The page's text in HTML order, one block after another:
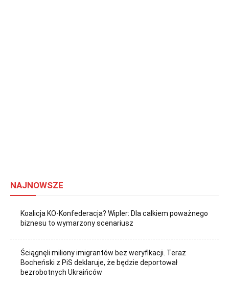
NAJNOWSZE
Koalicja KO-Konfederacja? Wipler: Dla całkiem poważnego
biznesu to wymarzony scenariusz
Ściągnęli miliony imigrantów bez weryfikacji. Teraz
Bocheński z PiS deklaruje, że będzie deportował
bezrobotnych Ukraińców